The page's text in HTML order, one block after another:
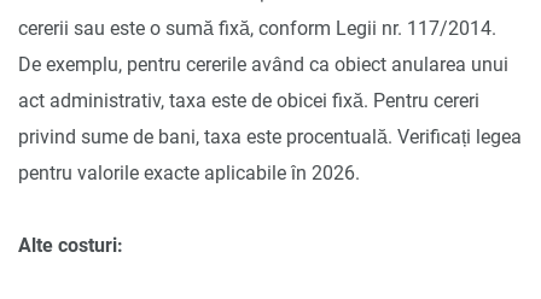
cererii sau este o sumă fixă, conform Legii nr. 117/2014.
De exemplu, pentru cererile având ca obiect anularea unui
act administrativ, taxa este de obicei fixă. Pentru cereri
privind sume de bani, taxa este procentuală. Verificați legea
pentru valorile exacte aplicabile în 2026.
Alte costuri: